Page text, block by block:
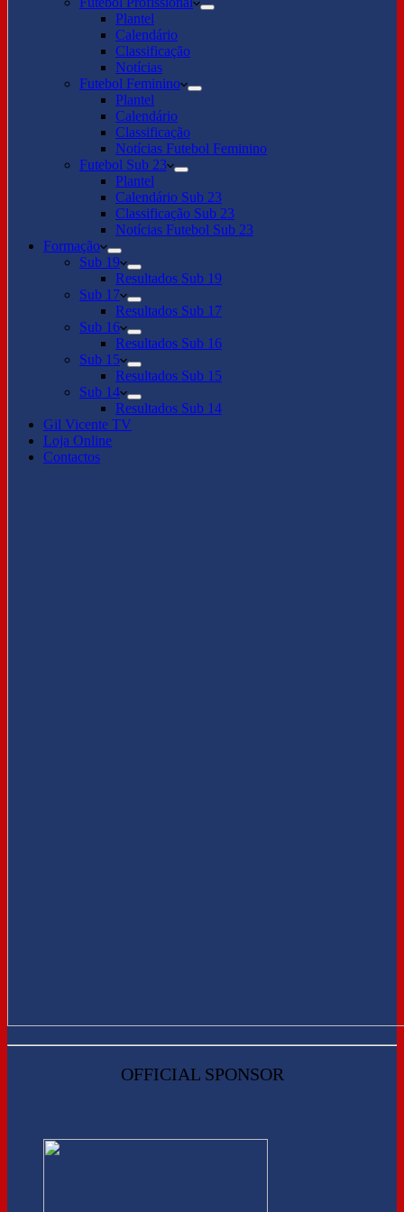
Plantel
Calendário
Classificação
Notícias
Futebol Feminino
Plantel
Calendário
Classificação
Notícias Futebol Feminino
Futebol Sub 23
Plantel
Calendário Sub 23
Classificação Sub 23
Notícias Futebol Sub 23
Formação
Sub 19
Resultados Sub 19
Sub 17
Resultados Sub 17
Sub 16
Resultados Sub 16
Sub 15
Resultados Sub 15
Sub 14
Resultados Sub 14
Gil Vicente TV
Loja Online
Contactos
OFFICIAL SPONSOR